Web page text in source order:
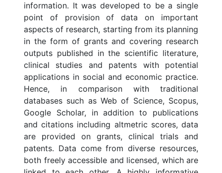
information. It was developed to be a single
point of provision of data on important
aspects of research, starting from its planning
in the form of grants and covering research
outputs published in the scientific literature,
clinical studies and patents with potential
applications in social and economic practice.
Hence, in comparison with traditional
databases such as Web of Science, Scopus,
Google Scholar, in addition to publications
and citations including altmetric scores, data
are provided on grants, clinical trials and
patents. Data come from diverse resources,
both freely accessible and licensed, which are